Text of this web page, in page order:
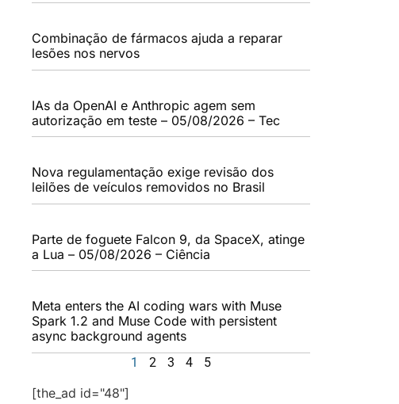
Combinação de fármacos ajuda a reparar
lesões nos nervos
IAs da OpenAI e Anthropic agem sem
autorização em teste – 05/08/2026 – Tec
Nova regulamentação exige revisão dos
leilões de veículos removidos no Brasil
Parte de foguete Falcon 9, da SpaceX, atinge
a Lua – 05/08/2026 – Ciência
Meta enters the AI coding wars with Muse
Spark 1.2 and Muse Code with persistent
async background agents
1 2 3 4 5
[the_ad id="48"]